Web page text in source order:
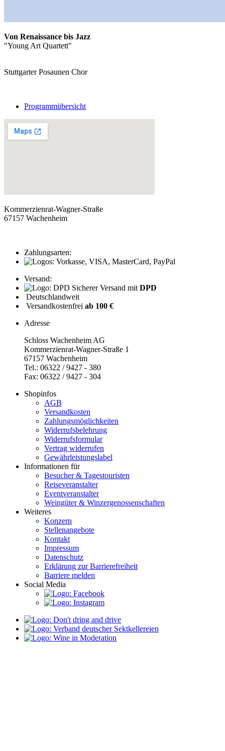
Von Renaissance bis Jazz
"Young Art Quartett"
Stuttgarter Posaunen Chor
Programmübersicht
Kommerzienrat-Wagner-Straße
67157 Wachenheim
Zahlungsarten:
Versand:
Sicherer Versand mit DPD
Deutschlandweit
Versandkostenfrei ab 100 €
Adresse
Schloss Wachenheim AG
Kommerzienrat-Wagner-Straße 1
67157 Wachenheim
Tel.: 06322 / 9427 - 380
Fax: 06322 / 9427 - 304
Shopinfos
AGB
Versandkosten
Zahlungsmöglichkeiten
Widerrufsbelehrung
Widerrufsformular
Vertrag widerrufen
Gewährleistungslabel
Informationen für
Besucher & Tagestouristen
Reiseveranstalter
Eventveranstalter
Weingüter & Winzergenossenschaften
Weiteres
Konzern
Stellenangebote
Kontakt
Impressum
Datenschutz
Erklärung zur Barrierefreiheit
Barriere melden
Social Media